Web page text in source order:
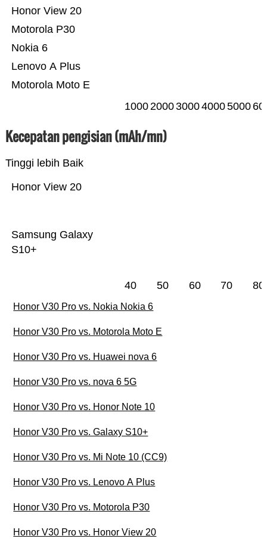
Motorola Moto E
Lenovo A Plus
Nokia 6
Motorola P30
Honor View 20
10002000300040005000
Kecepatan pengisian (mAh/mn)
Tinggi lebih Baik
Samsung Galaxy
S10+
Honor View 20
40 50 60 70 80
Honor V30 Pro vs. Nokia Nokia 6
Honor V30 Pro vs. Motorola Moto E
Honor V30 Pro vs. Huawei nova 6
Honor V30 Pro vs. nova 6 5G
Honor V30 Pro vs. Honor Note 10
Honor V30 Pro vs. Galaxy S10+
Honor V30 Pro vs. Mi Note 10 (CC9)
Honor V30 Pro vs. Lenovo A Plus
Honor V30 Pro vs. Motorola P30
Honor V30 Pro vs. Honor View 20